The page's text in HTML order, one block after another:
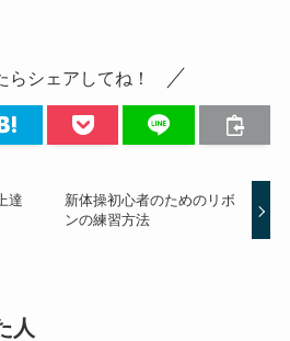
らシェアしてね！
達
新体操初心者のためのリボ
ンの練習方法
人